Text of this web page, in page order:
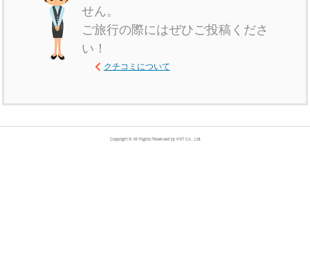
せん。
ご旅行の際にはぜひご投稿くださ
い！
クチコミについて